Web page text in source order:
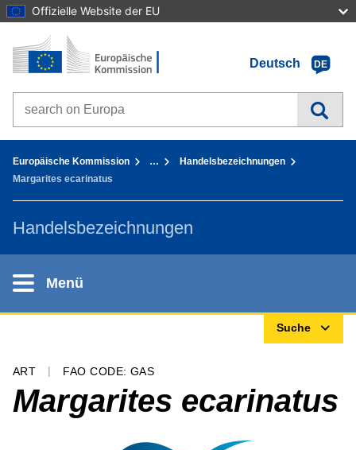
Offizielle Website der EU
Zum Inhalt gehen
Startseite - Europäische Kommission
Deutsch
DE
Search on Europa websites
Europäische Kommission …
Handelsbezeichnungen
Margarites ecarinatus
Handelsbezeichnungen
Menü
Suche
ART FAO CODE: GAS
Margarites ecarinatus